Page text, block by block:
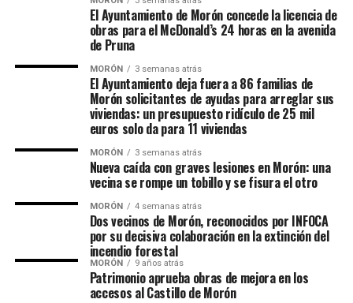
El Ayuntamiento de Morón concede la licencia de
obras para el McDonald’s 24 horas en la avenida
de Pruna
MORÓN 3 semanas atrás
El Ayuntamiento deja fuera a 86 familias de
Morón solicitantes de ayudas para arreglar sus
viviendas: un presupuesto ridículo de 25 mil
euros solo da para 11 viviendas
MORÓN 3 semanas atrás
Nueva caída con graves lesiones en Morón: una
vecina se rompe un tobillo y se fisura el otro
MORÓN 4 semanas atrás
Dos vecinos de Morón, reconocidos por INFOCA
por su decisiva colaboración en la extinción del
incendio forestal
MORÓN 9 años atrás
Patrimonio aprueba obras de mejora en los
accesos al Castillo de Morón